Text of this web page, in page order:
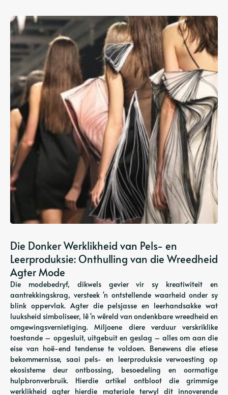
Die Donker Werklikheid van Pels- en
Leerproduksie: Onthulling van die Wreedheid
Agter Mode
Die modebedryf, dikwels gevier vir sy kreatiwiteit en
aantrekkingskrag, versteek 'n ontstellende waarheid onder sy
blink oppervlak. Agter die pelsjasse en leerhandsakke wat
luuksheid simboliseer, lê 'n wêreld van ondenkbare wreedheid en
omgewingsvernietiging. Miljoene diere verduur verskriklike
toestande – opgesluit, uitgebuit en geslag – alles om aan die
eise van hoë-end tendense te voldoen. Benewens die etiese
bekommernisse, saai pels- en leerproduksie verwoesting op
ekosisteme deur ontbossing, besoedeling en oormatige
hulpbronverbruik. Hierdie artikel ontbloot die grimmige
werklikheid agter hierdie materiale terwyl dit innoverende